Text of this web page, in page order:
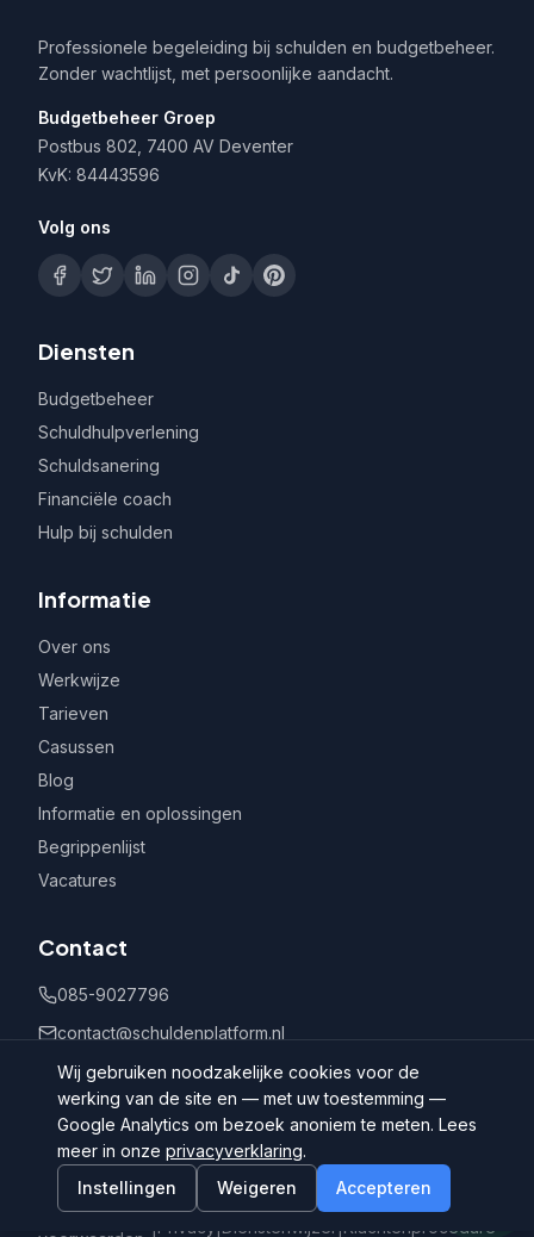
Professionele begeleiding bij schulden en budgetbeheer.
Zonder wachtlijst, met persoonlijke aandacht.
Budgetbeheer Groep
Postbus 802, 7400 AV Deventer
KvK: 84443596
Volg ons
Diensten
Budgetbeheer
Schuldhulpverlening
Schuldsanering
Financiële coach
Hulp bij schulden
Informatie
Over ons
Werkwijze
Tarieven
Casussen
Blog
Informatie en oplossingen
Begrippenlijst
Vacatures
Contact
085-9027796
contact@schuldenplatform.nl
Postbus 802, 7400 AV Deventer
©
Schuldenplatform.nl
Algemene
|Privacy |Dienstenwijzer |Klachtenprocedure
Wij gebruiken noodzakelijke cookies voor de
werking van de site en — met uw toestemming —
Google Analytics om bezoek anoniem te meten. Lees
meer in onze privacyverklaring.
Instellingen
Weigeren Accepteren